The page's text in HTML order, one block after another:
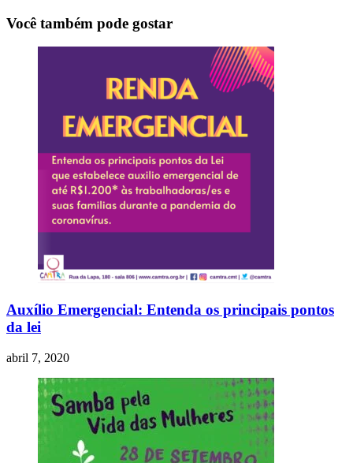
Você também pode gostar
Auxílio Emergencial: Entenda os principais pontos
da lei
abril 7, 2020